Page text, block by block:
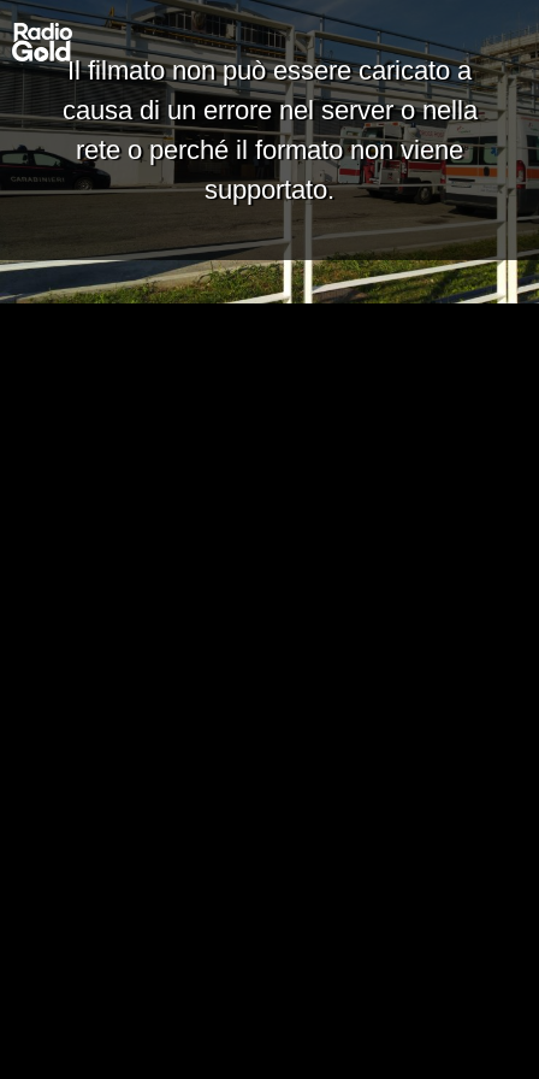
Il filmato non può essere caricato a
causa di un errore nel server o nella
rete o perché il formato non viene
supportato.